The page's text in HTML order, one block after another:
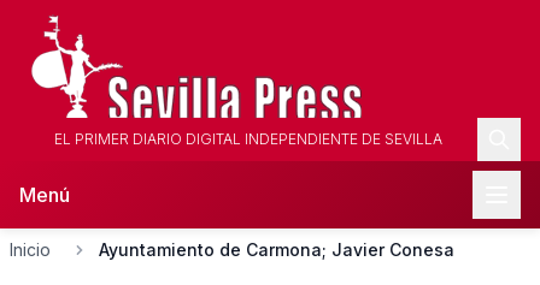
EL PRIMER DIARIO DIGITAL INDEPENDIENTE DE SEVILLA
Menú
Inicio Ayuntamiento de Carmona; Javier Conesa